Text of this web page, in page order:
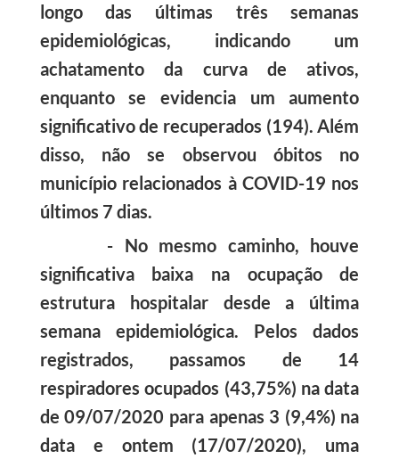
longo das últimas três semanas
epidemiológicas, indicando um
achatamento da curva de ativos,
enquanto se evidencia um aumento
significativo de recuperados (194). Além
disso, não se observou óbitos no
município relacionados à COVID-19 nos
últimos 7 dias.
- No mesmo caminho, houve
significativa baixa na ocupação de
estrutura hospitalar desde a última
semana epidemiológica. Pelos dados
registrados, passamos de 14
respiradores ocupados (43,75%) na data
de 09/07/2020 para apenas 3 (9,4%) na
data e ontem (17/07/2020), uma